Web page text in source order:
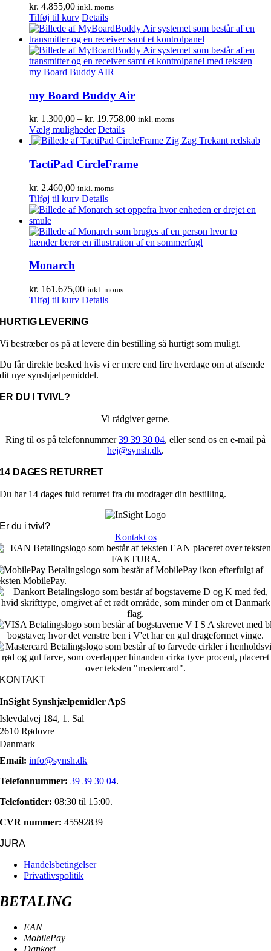
kan
vælges
på
varesiden
kr. 4.855,00 inkl. moms
Tilføj til kurv Details
my Board Buddy Air
kr. 1.300,00 – kr. 19.758,00Prisinterval:
til
inkl. moms
Vælg muligheder Dette
vare
flere
varianter.
kan
vælges
på
varesiden
Details
TactiPad CircleFrame
kr. 2.460,00 inkl. moms
Tilføj til kurv Details
Monarch
kr. 161.675,00 inkl. moms
Tilføj til kurv Details
HURTIG LEVERING
Vi bestræber os på at levere din bestilling så hurtigt som muligt.
Du får direkte besked hvis vi er mere end fire hverdage om at afsende
dit nye synshjælpemiddel.
ER DU I TVIVL?
Vi rådgiver gerne.
Ring til os på telefonnummer39 39 30 04, eller send os en e-mail på
hej@synsh.dk.
14 DAGES RETURRET
Du har 14 dages fuld returret fra du modtager din bestilling.
Er du i tvivl?
Kontakt os
KONTAKT
InSight Synshjælpemidler ApS
Islevdalvej 184, 1. Sal
2610 Rødovre
Danmark
Email: info@synsh.dk
Telefonnummer: 39 39 30 04.
Telefontider: 08:30 til 15:00.
CVR nummer: 45592839
JURA
Handelsbetingelser
Privatlivspolitik
BETALING
EAN
MobilePay
Dankort